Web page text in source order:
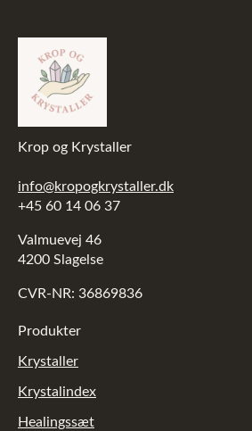
Krop og Krystaller
info@kropogkrystaller.dk
+45 60 14 06 37
Valmuevej 46
4200 Slagelse
CVR-NR: 36869836
Produkter
Krystaller
Krystalindex
Healingssæt